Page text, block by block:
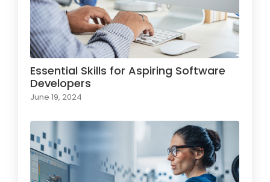
Essential Skills for Aspiring Software
Developers
June 19, 2024